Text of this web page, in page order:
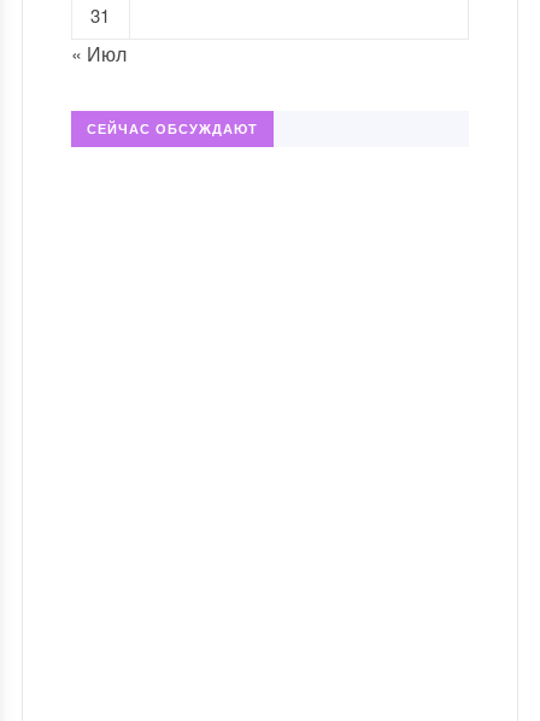
31
« Июл
СЕЙЧАС ОБСУЖДАЮТ